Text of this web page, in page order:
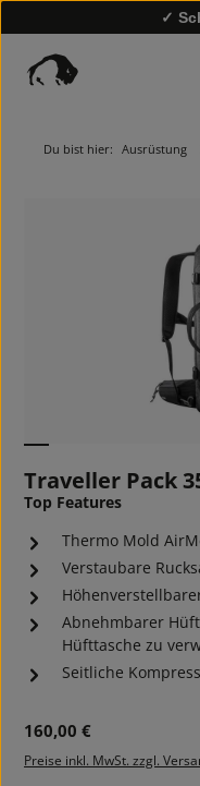
✓
Du bist hier: Ausrüstung
Traveller Pack
Top Features
Thermo Mold
Verstaubare
Abnehmbarer
Hüfttasche zu
Seitliche
Regulärer Preis:
160,00 €
Preise inkl. MwSt. zzgl.